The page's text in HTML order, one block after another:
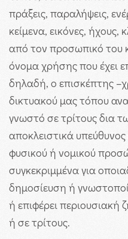
πράξεις, παραλήψεις,
κείμενα, εικόνες,
από τον προσωπικό του
όνομα χρήσης που έχει
δηλαδή, ο επισκέπτης
δικτυακού μας τόπου
γνωστό σε τρίτους δια
αποκλειστικά
φυσικού ή νομικού
συγκεκριμμένα για
δημοσίευση ή
ή επιφέρει
ή σε τρίτους.